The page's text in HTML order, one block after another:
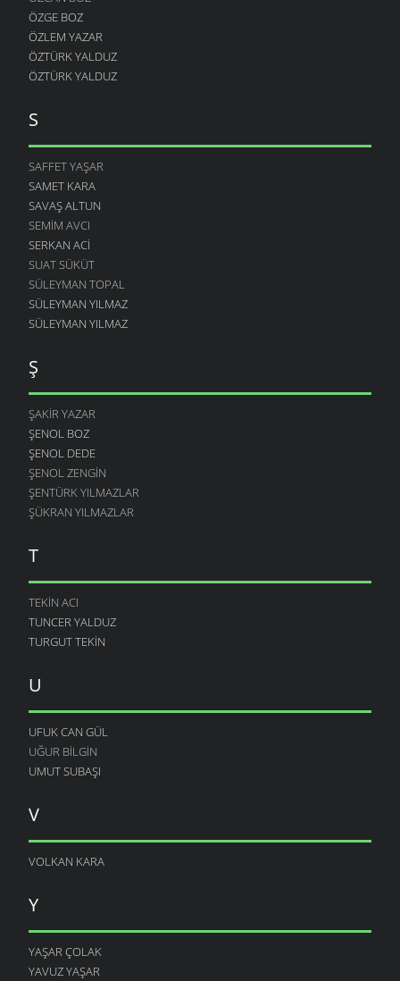
ÖZGE BOZ
ÖZLEM YAZAR
ÖZTÜRK YALDUZ
ÖZTÜRK YALDUZ
S
SAFFET YAŞAR
SAMET KARA
SAVAŞ ALTUN
SEMIM AVCI
SERKAN ACI
SUAT SÜKÜT
SÜLEYMAN TOPAL
SÜLEYMAN YILMAZ
SÜLEYMAN YILMAZ
Ş
ŞAKIR YAZAR
ŞENOL BOZ
ŞENOL DEDE
ŞENOL ZENGIN
ŞENTÜRK YILMAZLAR
ŞÜKRAN YILMAZLAR
T
TEKIN ACI
TUNCER YALDUZ
TURGUT TEKIN
U
UFUK CAN GÜL
UĞUR BILGIN
UMUT SUBAŞI
V
VOLKAN KARA
Y
YAŞAR ÇOLAK
YAVUZ YAŞAR